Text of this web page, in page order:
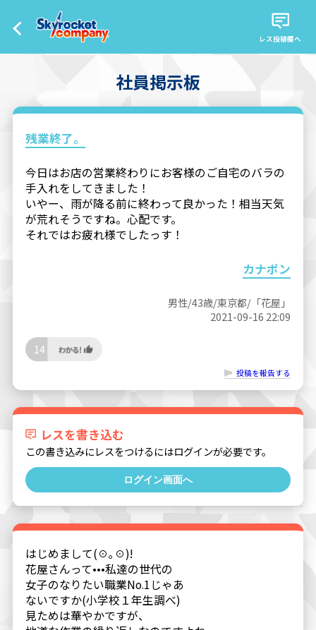
レス投稿欄へ
社員掲示板
残業終了。
今日はお店の営業終わりにお客様のご自宅のバラの
手入れをしてきました！
いやー、雨が降る前に終わって良かった！相当天気
が荒れそうですね。心配です。
それではお疲れ様でしたっす！
カナポン
男性/43歳/東京都/「花屋」
2021-09-16 22:09
14
投稿を報告する
レスを書き込む
この書き込みにレスをつけるにはログインが必要です。
ログイン画面へ
はじめまして(☉｡☉)!
花屋さんって•••私達の世代の
女子のなりたい職業No.1じゃあ
ないですか(小学校１年生調べ)
見ためは華やかですが、